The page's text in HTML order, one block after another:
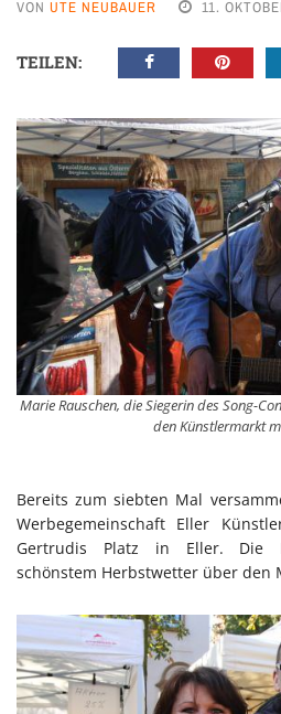
VON UTE NEUBAUER 11.
TEILEN:
Marie Rauschen, die Siegerin des Song-
den Künstlermarkt
Bereits zum siebten Mal
Werbegemeinschaft Eller
Gertrudis Platz in Eller. Die
schönstem Herbstwetter über den